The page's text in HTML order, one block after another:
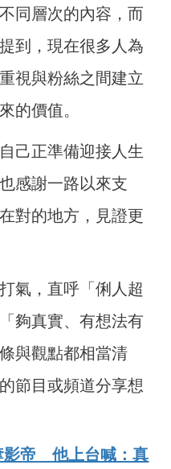
同層次的內容，而
到，現在很多人為
視與粉絲之間建立
的價值。
己正準備迎接人生
感謝一路以來支
對的地方，見證更
氣，直呼「俐人超
夠真實、有想法有
與觀點都相當清
節目或頻道分享想
影帝 他上台喊：真